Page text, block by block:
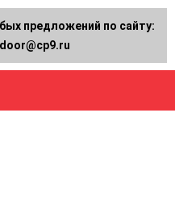
предложений по сайту: